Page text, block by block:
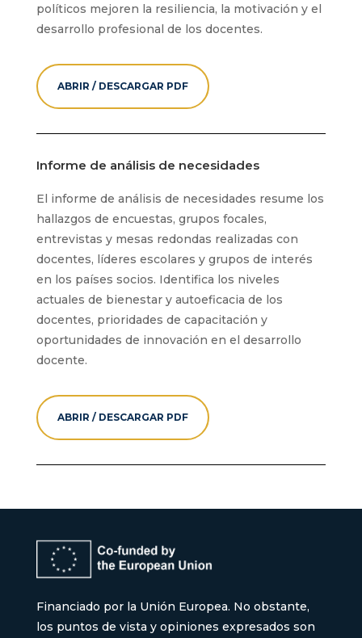
políticos mejoren la resiliencia, la motivación y el
desarrollo profesional de los docentes.
ABRIR / DESCARGAR PDF
Informe de análisis de necesidades
El informe de análisis de necesidades resume los
hallazgos de encuestas, grupos focales,
entrevistas y mesas redondas realizadas con
docentes, líderes escolares y grupos de interés
en los países socios. Identifica los niveles
actuales de bienestar y autoeficacia de los
docentes, prioridades de capacitación y
oportunidades de innovación en el desarrollo
docente.
ABRIR / DESCARGAR PDF
Financiado por la Unión Europea. No obstante,
los puntos de vista y opiniones expresados son